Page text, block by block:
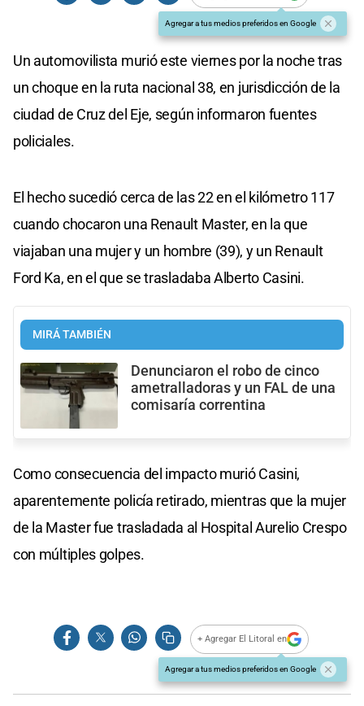
Agregar a tus medios preferidos en Google
Un automovilista murió este viernes por la noche tras
un choque en la ruta nacional 38, en jurisdicción de la
ciudad de Cruz del Eje, según informaron fuentes
policiales.
El hecho sucedió cerca de las 22 en el kilómetro 117
cuando chocaron una Renault Master, en la que
viajaban una mujer y un hombre (39), y un Renault
Ford Ka, en el que se trasladaba Alberto Casini.
MIRÁ TAMBIÉN
Denunciaron el robo de cinco
ametralladoras y un FAL de una
comisaría correntina
Como consecuencia del impacto murió Casini,
aparentemente policía retirado, mientras que la mujer
de la Master fue trasladada al Hospital Aurelio Crespo
con múltiples golpes.
+ Agregar El Litoral en
Agregar a tus medios preferidos en Google